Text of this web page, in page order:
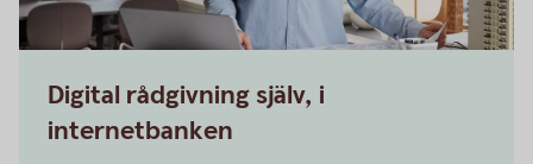
Digital rådgivning själv, i
internetbanken